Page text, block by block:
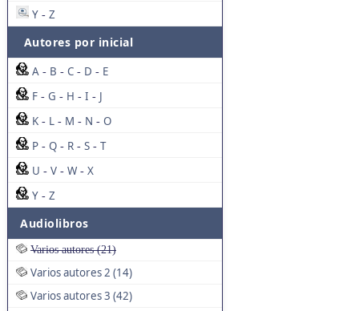
Y - Z
Autores por inicial
A - B - C - D - E
F - G - H - I - J
K - L - M - N - O
P - Q - R - S - T
U - V - W - X
Y - Z
Audiolibros
Varios autores (21)
Varios autores 2 (14)
Varios autores 3 (42)